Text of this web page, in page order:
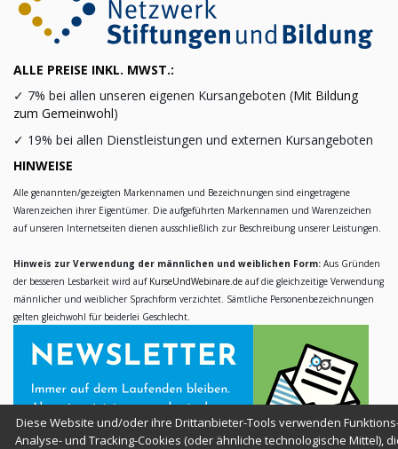
ALLE PREISE INKL. MWST.:
✓ 7% bei allen unseren eigenen Kursangeboten (Mit Bildung
zum Gemeinwohl)
✓ 19% bei allen Dienstleistungen und externen Kursangeboten
HINWEISE
Alle genannten/gezeigten Markennamen und Bezeichnungen sind eingetragene
Warenzeichen ihrer Eigentümer. Die aufgeführten Markennamen und Warenzeichen
auf unseren Internetseiten dienen ausschließlich zur Beschreibung unserer Leistungen.
Hinweis zur Verwendung der männlichen und weiblichen Form: Aus Gründen
der besseren Lesbarkeit wird auf KurseUndWebinare.de auf die gleichzeitige Verwendung
männlicher und weiblicher Sprachform verzichtet. Sämtliche Personenbezeichnungen
gelten gleichwohl für beiderlei Geschlecht.
Diese Website und/oder ihre Drittanbieter-Tools verwenden
Analyse- und Tracking-Cookies (oder ähnliche technologische Mittel),